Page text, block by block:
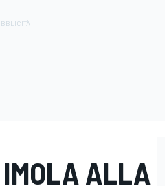
ALLA